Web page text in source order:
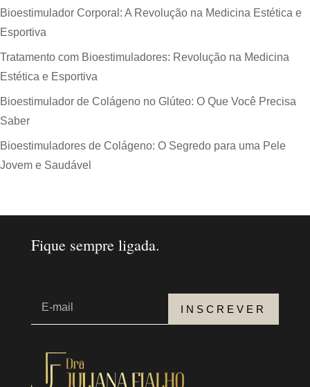
Bioestimulador Corporal: A Revolução na Medicina Estética e
Esportiva
Tratamento com Bioestimuladores: Revolução na Medicina
Estética e Esportiva
Bioestimulador de Colágeno no Glúteo: O Que Você Precisa
Saber
Bioestimuladores de Colágeno: O Segredo para uma Pele
Jovem e Saudável
Fique sempre ligada.
INSCREVER